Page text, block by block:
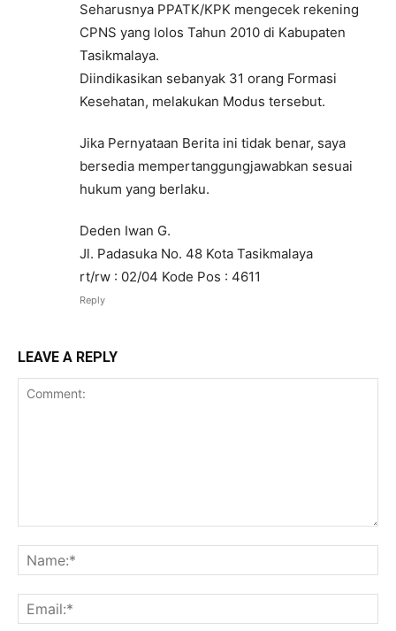
Seharusnya PPATK/KPK mengecek rekening
CPNS yang lolos Tahun 2010 di Kabupaten
Tasikmalaya.
Diindikasikan sebanyak 31 orang Formasi
Kesehatan, melakukan Modus tersebut.
Jika Pernyataan Berita ini tidak benar, saya
bersedia mempertanggungjawabkan sesuai
hukum yang berlaku.
Deden Iwan G.
Jl. Padasuka No. 48 Kota Tasikmalaya
rt/rw : 02/04 Kode Pos : 4611
Reply
LEAVE A REPLY